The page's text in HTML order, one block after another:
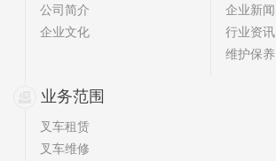
公司简介
企业文化
企业新闻
行业资讯
维护保养
业务范围
叉车租赁
叉车维修